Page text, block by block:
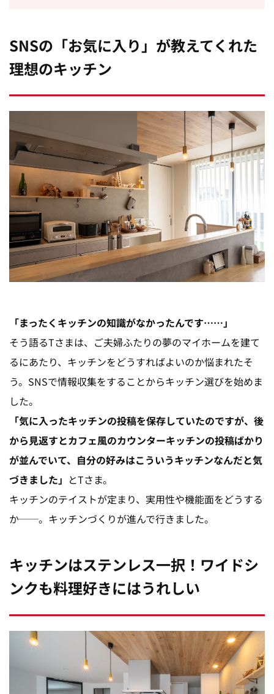
SNSの「お気に入り」が教えてくれた
理想のキッチン
「まったくキッチンの知識がなかったんです……」
そう語るTさまは、ご夫婦ふたりの夢のマイホームを建て
るにあたり、キッチンをどうすればよいのか悩まれたそ
う。SNSで情報収集をすることからキッチン選びを始めま
した。
「気に入ったキッチンの投稿を保存していたのですが、後
から見返すとカフェ風のカウンターキッチンの投稿ばかり
が並んでいて、自分の好みはこういうキッチンなんだと気
づきました」 とTさま。
キッチンのテイストが定まり、実用性や機能面をどうする
か──。キッチンづくりが進んで行きました。
キッチンはステンレス一択！ワイドシ
ンクも料理好きにはうれしい